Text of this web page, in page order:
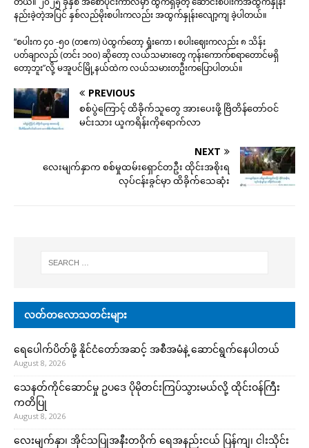
နည်းခဲ့တဲ့အပြင် နှစ်လည်မိုးစပါးကလည်း အထွက်နှုန်းလျော့ကျ ခဲ့ပါတယ်။
“စပါးက ၄၀ -၅၀ (တဧက) ပဲထွက်တော့ ရှုံးကော ၊ စပါးဈေးကလည်း ၈ သိန်း
ပတ်ချာလည် (တင်း ၁၀၀) ဆိုတော့ လယ်သမားတွေ ကုန်းကောက်စရာတောင်မရှိ
တော့ဘူး”လို့ မအူပင်မြို့နယ်ထဲက လယ်သမားတဦးကပြောပါတယ်။
PREVIOUS
စစ်ပွဲကြောင့် ထိခိုက်သူတွေ အားပေးဖို့ ဗြိတိန်တော်ဝင်
မင်းသား ယူကရိန်းကိုရောက်လာ
NEXT
လေးမျက်နှာက စစ်မှုထမ်းရှောင်တဦး ထိုင်းအစိုးရ
လုပ်ငန်းခွင်မှာ ထိခိုက်သေဆုံး
လတ်တလောသတင်းများ
ရေပေါက်ပိတ်ဖို့ နိုင်ငံတော်အဆင့် အစီအမံနဲ့ ဆောင်ရွက်နေပါတယ်
August 8, 2026
သေနတ်ကိုင်ဆောင်မှု ဥပဒေ ပိုမိုတင်းကြပ်သွားမယ်လို့ ထိုင်းဝန်ကြီး
ကတိပြု
August 8, 2026
လေးမျက်နှာ၊ အိုင်သပြုအနီးတဝိုက် ရေအနည်းငယ် ပြန်ကျ၊ ငါးသိုင်း